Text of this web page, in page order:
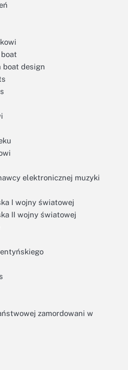
boat design
elektronicznej muzyki
I wojny światowej
II wojny światowej
zamordowani w